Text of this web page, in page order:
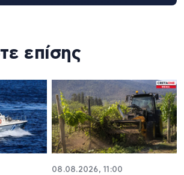
επίσης
08.08.2026, 11:00